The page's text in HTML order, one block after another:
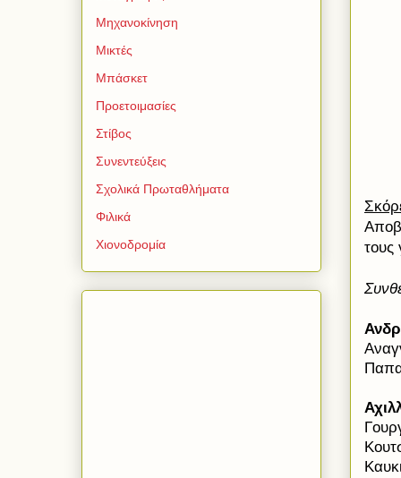
τους
Μηχανοκίνηση
Μικτές
Μπάσκετ
Προετοιμασίες
Στίβος
Συνεντεύξεις
Σχολικά Πρωταθλήματα
Φιλικά
Χιονοδρομία